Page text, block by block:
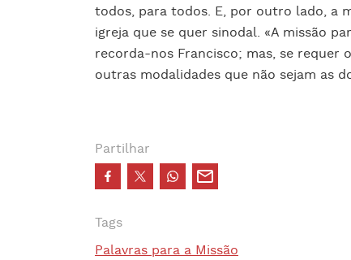
todos, para todos. E, por outro lado, a
igreja que se quer sinodal. «A missão
recorda-nos Francisco; mas, se requer
outras modalidades que não sejam as
Partilhar
Tags
Palavras para a Missão